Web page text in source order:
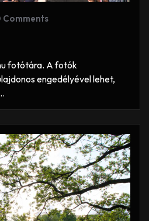
Comments
fotótára. A fotók
engedélyével lehet,